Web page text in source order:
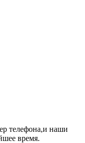
телефона,и наши
время.